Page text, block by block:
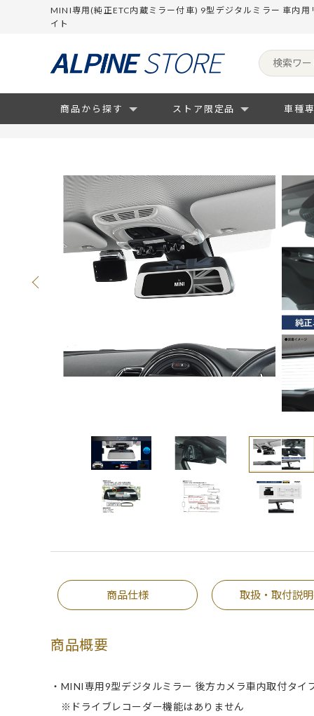
MINI専用(純正ETC内蔵ミラー付車) 9型デジタルミラー 車内
イト
商品から探す ストア限定品 車種
商品仕様 取扱・取付説
商品概要
・MINI専用9型デジタルミラー 後方カメラ車内取付タイ
※ドライブレコーダー機能はありません